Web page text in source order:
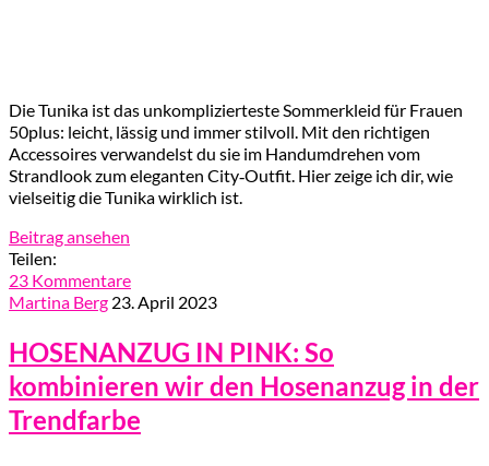
Die Tunika ist das unkomplizierteste Sommerkleid für Frauen
50plus: leicht, lässig und immer stilvoll. Mit den richtigen
Accessoires verwandelst du sie im Handumdrehen vom
Strandlook zum eleganten City‑Outfit. Hier zeige ich dir, wie
vielseitig die Tunika wirklich ist.
Beitrag ansehen
Teilen:
23 Kommentare
Martina Berg 23. April 2023
HOSENANZUG IN PINK: So
kombinieren wir den Hosenanzug in der
Trendfarbe